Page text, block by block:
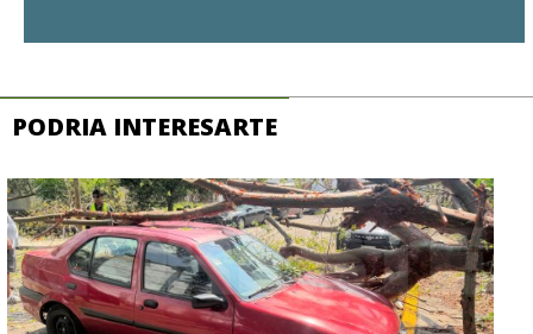
PODRIA INTERESARTE